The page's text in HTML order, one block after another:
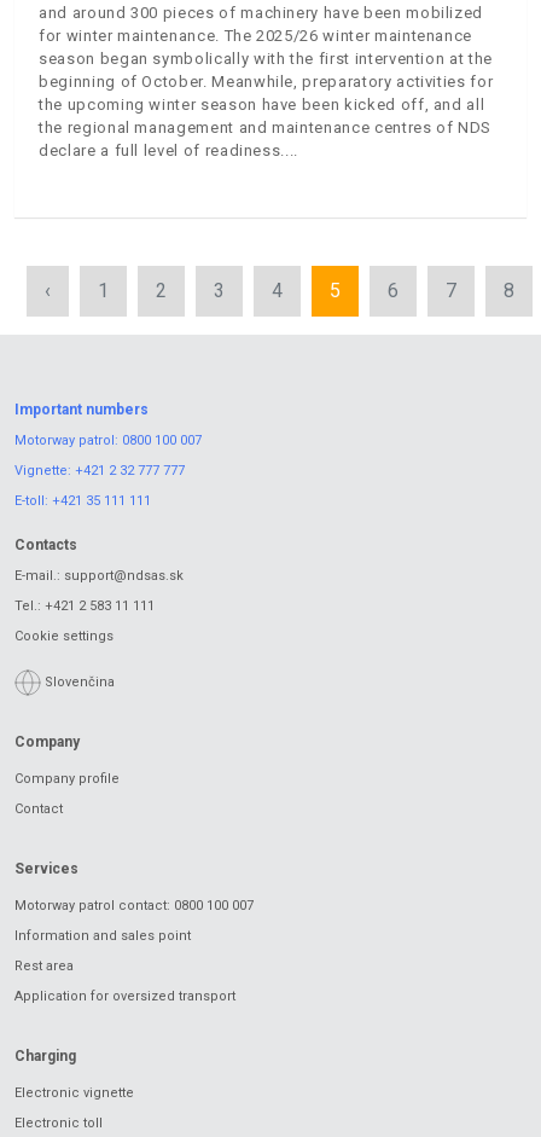
and around 300 pieces of machinery have been mobilized
for winter maintenance. The 2025/26 winter maintenance
season began symbolically with the first intervention at the
beginning of October. Meanwhile, preparatory activities for
the upcoming winter season have been kicked off, and all
the regional management and maintenance centres of NDS
declare a full level of readiness.
‹ 1 2 3 4 5 6 7 8
Important numbers
Motorway patrol: 0800 100 007
Vignette: +421 2 32 777 777
E-toll: +421 35 111 111
Contacts
E-mail.: support@ndsas.sk
Tel.: +421 2 583 11 111
Cookie settings
Slovenčina
Company
Company profile
Contact
Services
Motorway patrol contact: 0800 100 007
Information and sales point
Rest area
Application for oversized transport
Charging
Electronic vignette
Electronic toll